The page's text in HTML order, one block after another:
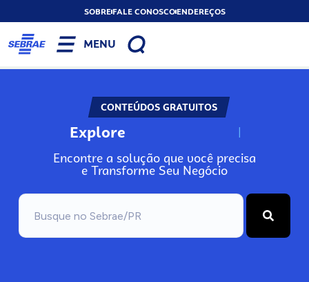
SOBREFALE CONOSCOENDEREÇOS
MENU
CONTEÚDOS GRATUITOS
Explore N
Encontre a solução que você precisa
e Transforme Seu Negócio